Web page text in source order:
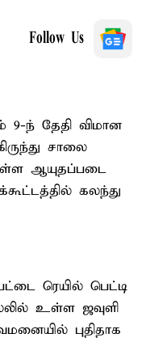
Follow Us
9-ந் தேதி விமான
சாலை
ஆயுதப்படை
கலந்து
ரெயில் பெட்டி
உள்ள ஜவுளி
புதிதாக